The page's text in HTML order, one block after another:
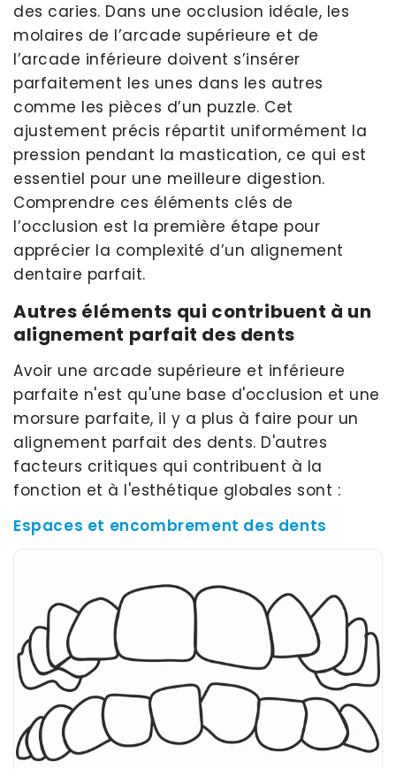
des caries. Dans une occlusion idéale, les
molaires de l’arcade supérieure et de
l’arcade inférieure doivent s’insérer
parfaitement les unes dans les autres
comme les pièces d’un puzzle. Cet
ajustement précis répartit uniformément la
pression pendant la mastication, ce qui est
essentiel pour une meilleure digestion.
Comprendre ces éléments clés de
l’occlusion est la première étape pour
apprécier la complexité d’un alignement
dentaire parfait.
Autres éléments qui contribuent à un
alignement parfait des dents
Avoir une arcade supérieure et inférieure
parfaite n'est qu'une base d'occlusion et une
morsure parfaite, il y a plus à faire pour un
alignement parfait des dents. D'autres
facteurs critiques qui contribuent à la
fonction et à l'esthétique globales sont :
Espaces et encombrement des dents